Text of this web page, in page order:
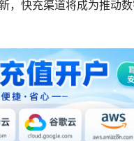
，快充渠道将成为推动